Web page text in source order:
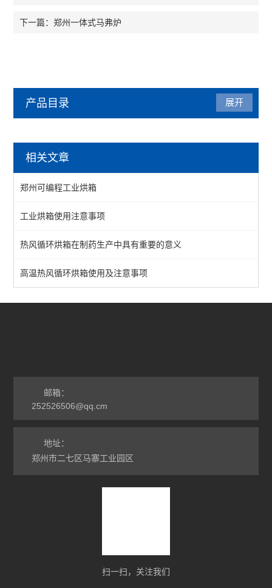
下一篇：郑州一体式马弗炉
产品目录
热风循环烘箱
工业烘箱
恒温烘箱
高温烘箱
真空烘箱
展开
相关文章
郑州可编程工业烘箱
工业烘箱使用注意事项
热风循环烘箱在制药生产中具有重要的意义
高温热风循环烘箱使用及注意事项
邮箱：
252526506@qq.cm
地址：
郑州市二七区马寨工业园区
扫一扫，关注我们